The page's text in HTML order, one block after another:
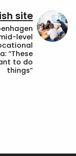
site
level
“These
to do
things”